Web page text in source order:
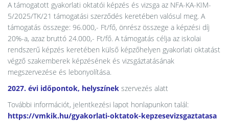
A támogatott gyakorlati oktatói képzés és vizsga az NFA-KA-KIM-
5/2025/TK/21 támogatási szerződés keretében valósul meg. A
támogatás összege: 96.000,- Ft/fő, önrész összege a képzési díj
20%-a, azaz bruttó 24.000,- Ft/fő. A támogatás célja az iskolai
rendszerű képzés keretében külső képzőhelyen gyakorlati oktatást
végző szakemberek képzésének és vizsgáztatásának
megszervezése és lebonyolítása.
2027. évi időpontok, helyszínek szervezés alatt
További információt, jelentkezési lapot honlapunkon talál:
https://vmkik.hu/gyakorlati-oktatok-kepzesevizsgaztatasa